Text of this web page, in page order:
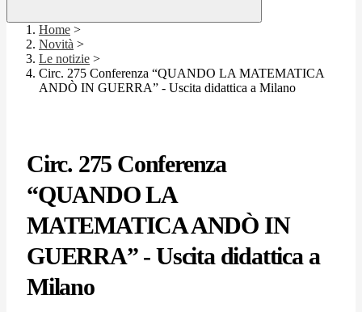
Home >
Novità >
Le notizie >
Circ. 275 Conferenza “QUANDO LA MATEMATICA
ANDÒ IN GUERRA” - Uscita didattica a Milano
Circ. 275 Conferenza
“QUANDO LA
MATEMATICA ANDÒ IN
GUERRA” - Uscita didattica a
Milano